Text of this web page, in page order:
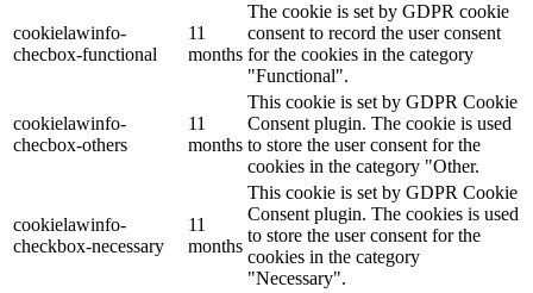
cookielawinfo-
checbox-functional
11
months
The cookie is set by GDPR cookie
consent to record the user consent
for the cookies in the category
"Functional".
cookielawinfo-
checbox-others
11
months
This cookie is set by GDPR Cookie
Consent plugin. The cookie is used
to store the user consent for the
cookies in the category "Other.
cookielawinfo-
checkbox-necessary
11
months
This cookie is set by GDPR Cookie
Consent plugin. The cookies is used
to store the user consent for the
cookies in the category
"Necessary".